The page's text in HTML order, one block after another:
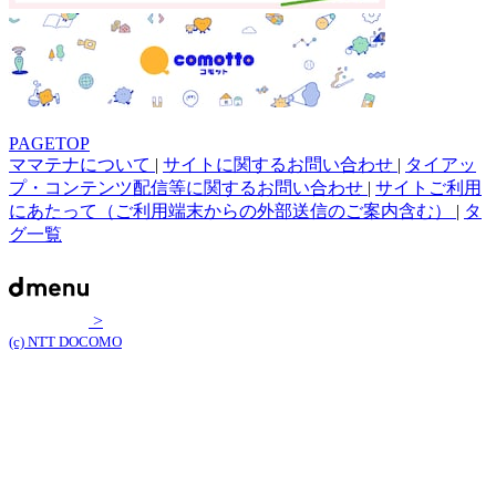
PAGETOP
ママテナについて | サイトに関するお問い合わせ | タイアッ
プ・コンテンツ配信等に関するお問い合わせ | サイトご利用
にあたって（ご利用端末からの外部送信のご案内含む） | タ
グ一覧
>
(c) NTT DOCOMO